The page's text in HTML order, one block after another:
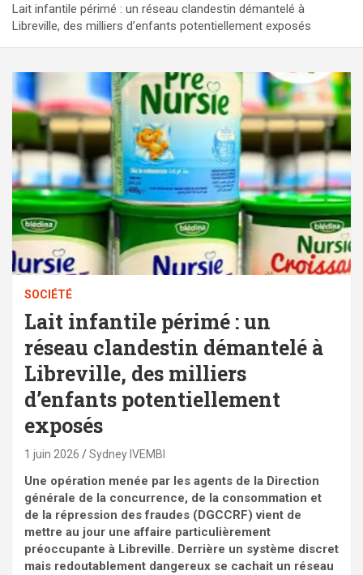
Lait infantile périmé : un réseau clandestin démantelé à
Libreville, des milliers d’enfants potentiellement exposés
SOCIÉTÉ
Lait infantile périmé : un
réseau clandestin démantelé à
Libreville, des milliers
d’enfants potentiellement
exposés
1 juin 2026 Sydney IVEMBI
Une opération menée par les agents de la Direction
générale de la concurrence, de la consommation et
de la répression des fraudes (DGCCRF) vient de
mettre au jour une affaire particulièrement
préoccupante à Libreville. Derrière un système discret
mais redoutablement dangereux se cachait un réseau